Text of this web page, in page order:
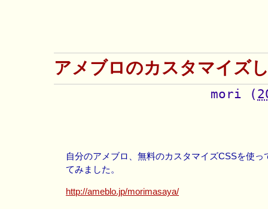
アメブロのカスタマイズ
mori (
自分のアメブロ、無料のカスタマイズCSSを使っ
てみました。
http://ameblo.jp/morimasaya/